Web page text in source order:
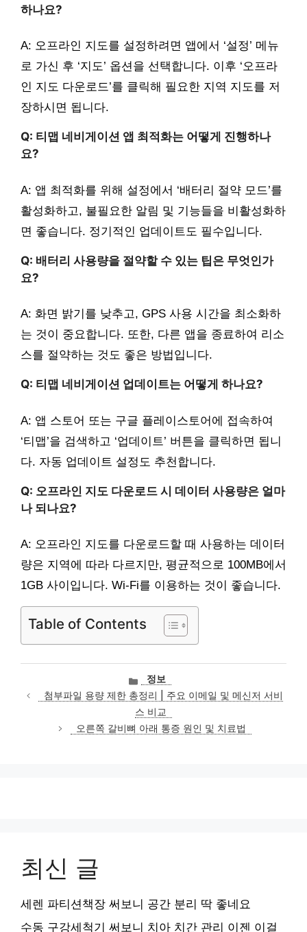
하나요?
A: 오프라인 지도를 설정하려면 앱에서 ‘설정’ 메뉴
로 가신 후 ‘지도’ 옵션을 선택합니다. 이후 ‘오프라
인 지도 다운로드’를 클릭해 필요한 지역 지도를 저
장하시면 됩니다.
Q: 티맵 네비게이션 앱 최적화는 어떻게 진행하나
요?
A: 앱 최적화를 위해 설정에서 ‘배터리 절약 모드’를
활성화하고, 불필요한 알림 및 기능들을 비활성화하
면 좋습니다. 정기적인 업데이트도 필수입니다.
Q: 배터리 사용량을 절약할 수 있는 팁은 무엇인가
요?
A: 화면 밝기를 낮추고, GPS 사용 시간을 최소화하
는 것이 중요합니다. 또한, 다른 앱을 종료하여 리소
스를 절약하는 것도 좋은 방법입니다.
Q: 티맵 네비게이션 업데이트는 어떻게 하나요?
A: 앱 스토어 또는 구글 플레이스토어에 접속하여
‘티맵’을 검색하고 ‘업데이트’ 버튼을 클릭하면 됩니
다. 자동 업데이트 설정도 추천합니다.
Q: 오프라인 지도 다운로드 시 데이터 사용량은 얼마
나 되나요?
A: 오프라인 지도를 다운로드할 때 사용하는 데이터
량은 지역에 따라 다르지만, 평균적으로 100MB에서
1GB 사이입니다. Wi-Fi를 이용하는 것이 좋습니다.
Table of Contents
카
테
고
리
정보
첨부파일 용량 제한 총정리 | 주요 이메일 및 메신저 서비
스 비교
오른쪽 갈비뼈 아래 통증 원인 및 치료법
최신 글
세렌 파티션책장 써보니 공간 분리 딱 좋네요
수동 구강세척기 써보니 치아 치간 관리 이젠 이걸